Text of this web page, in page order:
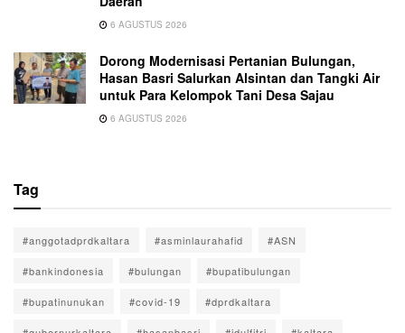
6 AGUSTUS 2026
Dorong Modernisasi Pertanian Bulungan,
Hasan Basri Salurkan Alsintan dan Tangki Air
untuk Para Kelompok Tani Desa Sajau
6 AGUSTUS 2026
Tag
#anggotadprdkaltara #asminlaurahafid #ASN
#bankindonesia #bulungan #bupatibulungan
#bupatinunukan #covid-19 #dprdkaltara